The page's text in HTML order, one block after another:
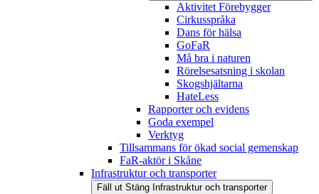
Aktivitet Förebygger
Cirkusspråka
Dans för hälsa
GoFaR
Må bra i naturen
Rörelsesatsning i skolan
Skogshjältarna
HateLess
Rapporter och evidens
Goda exempel
Verktyg
Tillsammans för ökad social gemenskap
FaR-aktör i Skåne
Infrastruktur och transporter
Fäll ut Stäng Infrastruktur och transporter